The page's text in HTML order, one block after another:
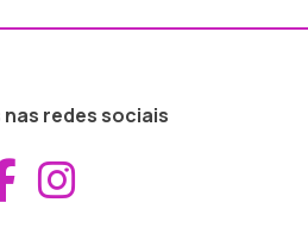
redes sociais
Aceder ao